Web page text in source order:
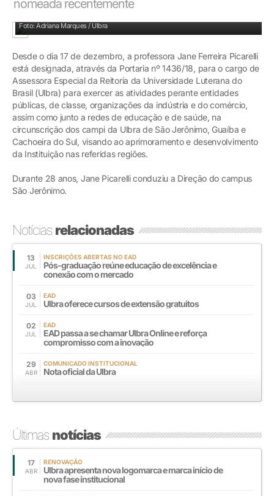
nomeada recentemente
Foto: Adriana Marques / Ulbra
Desde o dia 17 de dezembro, a professora Jane Ferreira Picarelli
está designada, através da Portaria nº 1436/18, para o cargo de
Assessora Especial da Reitoria da Universidade Luterana do
Brasil (Ulbra) para exercer as atividades perante entidades
públicas, de classe, organizações da indústria e do comércio,
assim como junto a redes de educação e de saúde, na
circunscrição dos campi da Ulbra de São Jerônimo, Guaíba e
Cachoeira do Sul, visando ao aprimoramento e desenvolvimento
da Instituição nas referidas regiões.
Durante 28 anos, Jane Picarelli conduziu a Direção do campus
São Jerônimo.
Notíciasrelacionadas
13
JUL
INSCRIÇÕES ABERTAS NO EAD
Pós-graduação reúne educação de excelência e
conexão com o mercado
03
JUL
EAD
Ulbra oferece cursos de extensão gratuitos
02
JUL
EAD
EAD passa a se chamar Ulbra Online e reforça
compromisso com a inovação
29
ABR
COMUNICADO INSTITUCIONAL
Nota oficial da Ulbra
Últimasnotícias
17
ABR
RENOVAÇÃO
Ulbra apresenta nova logomarca e marca início de
nova fase institucional